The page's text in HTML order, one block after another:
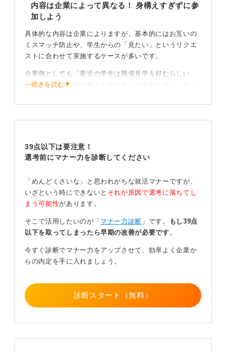
内容は企業によって異なる！ 身構えすぎずに参
加しよう
具体的な内容は企業によりますが、基本的にはお互いの
ミスマッチ防止や、学生からの「見たい」というリクエ
ストに合わせて実施するケースが多いです。
企業側としても「最近の学生は職場見学を好むらしい
よ」といった理由で機会を設けている場合もあり、そこ
落とすための場ではないので緊張しすぎないように
企業側も「ここでこんなことを聞いたら落としてやろ
う」と待ち構えているわけではないと思います。ですか
ありません。
機密情報の詮索や挨拶の範囲には注意
見学中は、最低限の言動に気をつけましょう。 企業側も
機密情報の管理はしていますが、あえてそこを聞き出そ
うとしたり、見て何かを言ったりするような言動は控え
るべきです。
れる人事の人には挨拶をするけれど、すれ違う社員の人
には挨拶をしない、といったことがないよう社内全体へ
のマナーを意識して振る舞ってください。
⋯続きを読む▼
39点以下は要注意！
選考前にマナー力を診断してください
「めんどくさいな」と思われがちな就活マナーですが、
いざという時にできないと それが原因で選考に落ちてし
まう可能性があります。
そこで活用したいのが「 マナー力診断 」です。
もし39点
以下を取ってしまったら早期の改善が必要です 。
今すぐ診断でマナー力をアップさせて、効率よく企業か
らの内定を手に入れましょう。
診断スタート（無料）